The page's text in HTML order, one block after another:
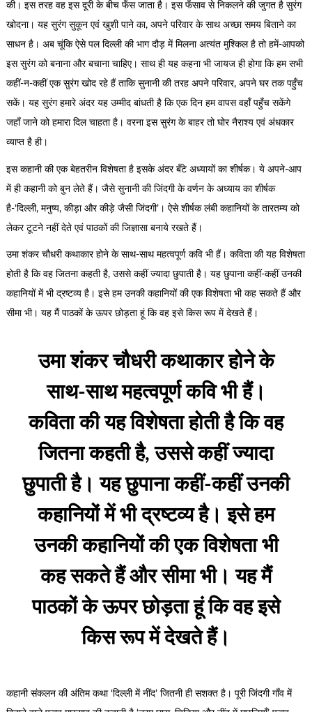
की। इस तरह वह इस दूरी के बीच फँस जाता है। इस फँसाव से निकलने की जुगत है सुरंग
खोदना। यह सुरंग सुकून एवं खुशी पाने का, अपने परिवार के साथ अच्छा समय बिताने का
साधन है। अब चूंकि ऐसे पल दिल्ली की भाग दौड़ में मिलना अत्यंत मुश्किल है तो हमें-आपको
इस सुरंग को बनाना और बचाना चाहिए। साथ ही यह कहना भी जायज ही होगा कि हम सभी
कहीं-न-कहीं एक सुरंग खोद रहे हैं ताकि सुनानी की तरह अपने परिवार, अपने घर तक पहुँच
सकें। यह सुरंग हमारे अंदर यह उम्मीद बांधती है कि एक दिन हम वापस वहाँ पहुँच सकेंगे
जहाँ जाने को हमारा दिल चाहता है। वरना इस सुरंग के बाहर तो घोर नैराश्य एवं अंधकार
व्याप्त है ही।
इस कहानी की एक बेहतरीन विशेषता है इसके अंदर बँटे अध्यायों का शीर्षक। ये अपने-आप
में ही कहानी को बुन लेते हैं। जैसे सुनानी की जिंदगी के वर्णन के अध्याय का शीर्षक
है-‘दिल्ली, मनुष्य, कीड़ा और कीड़े जैसी जिंदगी’। ऐसे शीर्षक लंबी कहानियों के तारतम्य को
लेकर टूटने नहीं देते एवं पाठकों की जिज्ञासा बनाये रखते हैं।
उमा शंकर चौधरी कथाकार होने के साथ-साथ महत्वपूर्ण कवि भी हैं। कविता की यह विशेषता
होती है कि वह जितना कहती है, उससे कहीं ज्यादा छुपाती है। यह छुपाना कहीं-कहीं उनकी
कहानियों में भी द्रष्टव्य है। इसे हम उनकी कहानियों की एक विशेषता भी कह सकते हैं और
सीमा भी। यह मैं पाठकों के ऊपर छोड़ता हूं कि वह इसे किस रूप में देखते हैं।
उमा शंकर चौधरी कथाकार होने के
साथ-साथ महत्वपूर्ण कवि भी हैं।
कविता की यह विशेषता होती है कि वह
जितना कहती है, उससे कहीं ज्यादा
छुपाती है। यह छुपाना कहीं-कहीं उनकी
कहानियों में भी द्रष्टव्य है। इसे हम
उनकी कहानियों की एक विशेषता भी
कह सकते हैं और सीमा भी। यह मैं
पाठकों के ऊपर छोड़ता हूं कि वह इसे
किस रूप में देखते हैं।
कहानी संकलन की अंतिम कथा ‘दिल्ली में नींद’ जितनी ही सशक्त है। पूरी जिंदगी गाँव में